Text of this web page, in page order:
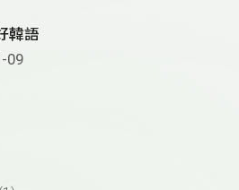
韓語
09